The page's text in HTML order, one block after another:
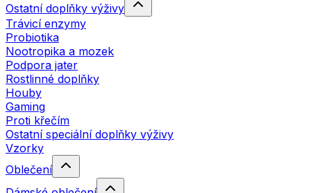
Ostatní doplňky výživy
Trávicí enzymy
Probiotika
Nootropika a mozek
Podpora jater
Rostlinné doplňky
Houby
Gaming
Proti křečím
Ostatní speciální doplňky výživy
Vzorky
Oblečení